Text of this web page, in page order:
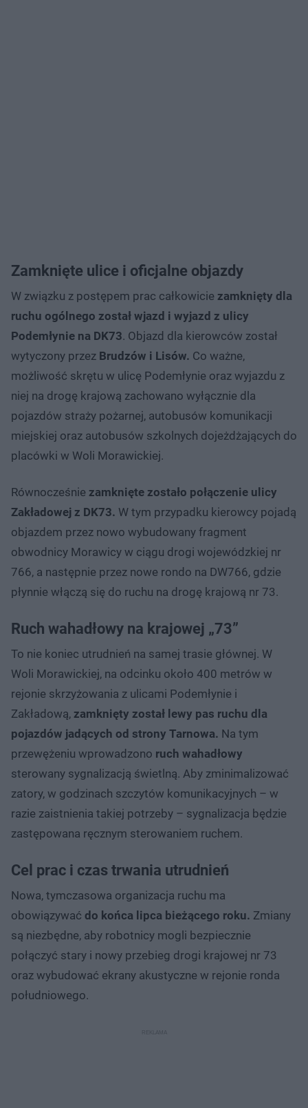
Zamknięte ulice i oficjalne objazdy
W związku z postępem prac całkowicie zamknięty dla
ruchu ogólnego został wjazd i wyjazd z ulicy
Podemłynie na DK73. Objazd dla kierowców został
wytyczony przez Brudzów i Lisów. Co ważne,
możliwość skrętu w ulicę Podemłynie oraz wyjazdu z
niej na drogę krajową zachowano wyłącznie dla
pojazdów straży pożarnej, autobusów komunikacji
miejskiej oraz autobusów szkolnych dojeżdżających do
placówki w Woli Morawickiej.
Równocześnie zamknięte zostało połączenie ulicy
Zakładowej z DK73. W tym przypadku kierowcy pojadą
objazdem przez nowo wybudowany fragment
obwodnicy Morawicy w ciągu drogi wojewódzkiej nr
766, a następnie przez nowe rondo na DW766, gdzie
płynnie włączą się do ruchu na drogę krajową nr 73.
Ruch wahadłowy na krajowej „73”
To nie koniec utrudnień na samej trasie głównej. W
Woli Morawickiej, na odcinku około 400 metrów w
rejonie skrzyżowania z ulicami Podemłynie i
Zakładową, zamknięty został lewy pas ruchu dla
pojazdów jadących od strony Tarnowa. Na tym
przewężeniu wprowadzono ruch wahadłowy
sterowany sygnalizacją świetlną. Aby zminimalizować
zatory, w godzinach szczytów komunikacyjnych – w
razie zaistnienia takiej potrzeby – sygnalizacja będzie
zastępowana ręcznym sterowaniem ruchem.
Cel prac i czas trwania utrudnień
Nowa, tymczasowa organizacja ruchu ma
obowiązywać do końca lipca bieżącego roku. Zmiany
są niezbędne, aby robotnicy mogli bezpiecznie
połączyć stary i nowy przebieg drogi krajowej nr 73
oraz wybudować ekrany akustyczne w rejonie ronda
południowego.